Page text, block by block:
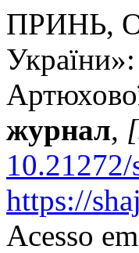
ПРИНЬ, О.
журнал,
https://
Acesso